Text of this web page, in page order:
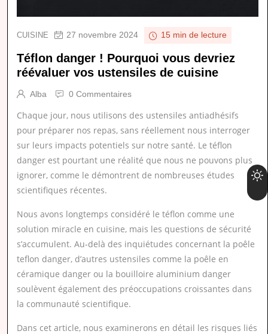
CUISINE 27 novembre 2024 15 min de lecture
Téflon danger ! Pourquoi vous devriez
réévaluer vos ustensiles de cuisine
Alba 0 Commentaires
Chaque jour, nous utilisons des ustensiles antiadhésifs
pour préparer nos repas, sans réellement nous interroger
sur leurs impacts potentiels sur notre santé. Le téflon
danger est pourtant une réalité que nous ne pouvons plus
ignorer, comme le démontrent de nombreuses études
scientifiques récentes.
Nous avons longtemps considéré le téflon comme une
solution miracle en cuisine, mais les questions de sécurité
s’accumulent. Au-delà des inquiétudes concernant la poêle
teflon danger, d’autres ustensiles comme la poêle en
céramique danger ou la bouilloire aluminium danger
soulèvent également des préoccupations croissantes dans
la communauté scientifique.
Dans cet article, nous examinerons en détail les risques liés